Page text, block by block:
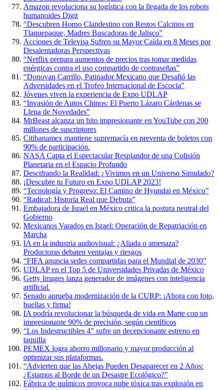
Amazon revoluciona su logística con la llegada de los robots
humanoides Digit
“Descubren Horno Clandestino con Restos Calcinos en
Tlaquepaque, Madres Buscadoras de Jalisco”
Acciones de Televisa Sufren su Mayor Caída en 8 Meses por
Desalentadoras Perspectivas
“Netflix prepara aumentos de precios tras tomar medidas
enérgicas contra el uso compartido de contraseñas”
“Donovan Carrillo, Patinador Mexicano que Desafió las
Adversidades en el Trofeo Internacional de Escocia”
Jóvenes viven la experiencia de Expo UDLAP
“Invasión de Autos Chinos: El Puerto Lázaro Cárdenas se
Llena de Novedades”
MrBeast alcanza un hito impresionante en YouTube con 200
millones de suscriptores
Citibanamex mantiene supremacía en preventa de boletos con
90% de participación.
NASA Capta el Espectacular Resplandor de una Colisión
Planetaria en el Espacio Profundo
Descifrando la Realidad: ¿Vivimos en un Universo Simulado?
¡Descubre tu Futuro en Expo UDLAP 2023!
“Tecnología y Progreso: El Camino de Hyundai en México”
“Radical: Historia Real que Debuta”
Embajadora de Israel en México critica la postura neutral del
Gobierno
Mexicanos Varados en Israel: Operación de Repatriación en
Marcha
IA en la industria audiovisual: ¿Aliada o amenaza?
Productoras debaten ventajas y riesgos
“FIFA anuncia sedes compartidas para el Mundial de 2030”
UDLAP en el Top 5 de Universidades Privadas de México
Getty Images lanza generador de imágenes con inteligencia
artificial.
Senado aprueba modernización de la CURP: ¡Ahora con foto,
huellas y firma!
IA podría revolucionar la búsqueda de vida en Marte con un
impresionante 90% de precisión, según científicos
“Los Indestructibles 4” sufre un decepcionante estreno en
taquilla
PEMEX logra ahorro millonario y mayor producción al
optimizar sus plataformas.
“Advierten que las Abejas Pueden Desaparecer en 2 Años:
¿Estamos al Borde de un Desastre Ecológico?”
Fábrica de químicos provoca nube tóxica tras explosión en